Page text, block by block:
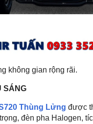
không gian rộng rãi.
SÁNG
Thùng Lửng được
đèn pha Halogen,